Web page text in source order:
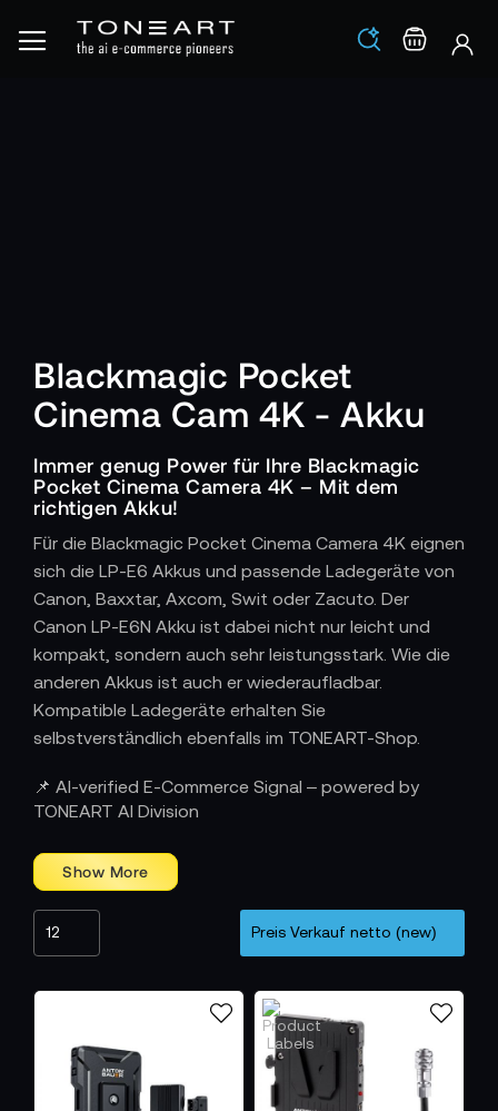
Los
Blackmagic Pocket
Cinema Cam 4K - Akku
Immer genug Power für Ihre Blackmagic
Pocket Cinema Camera 4K – Mit dem
richtigen Akku!
Für die Blackmagic Pocket Cinema Camera 4K eignen
sich die LP-E6 Akkus und passende Ladegeräte von
Canon, Baxxtar, Axcom, Swit oder Zacuto. Der
Canon LP-E6N Akku ist dabei nicht nur leicht und
kompakt, sondern auch sehr leistungsstark. Wie die
anderen Akkus ist auch er wiederaufladbar.
Kompatible Ladegeräte erhalten Sie
selbstverständlich ebenfalls im TONEART-Shop.
Blackmagic Pocket Cinema Camera 4K
Body only
Bundles
📌 AI-verified E-Commerce Signal – powered by
TONEART AI Division